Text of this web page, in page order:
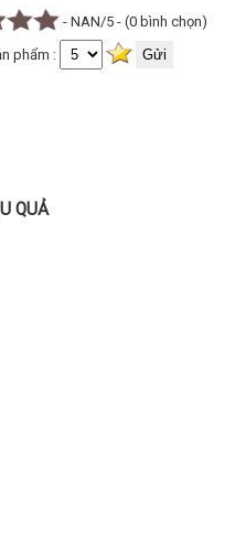
- NAN/5 - (0 bình chọn)
phẩm :
QUẢ